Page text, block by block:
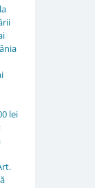
lei